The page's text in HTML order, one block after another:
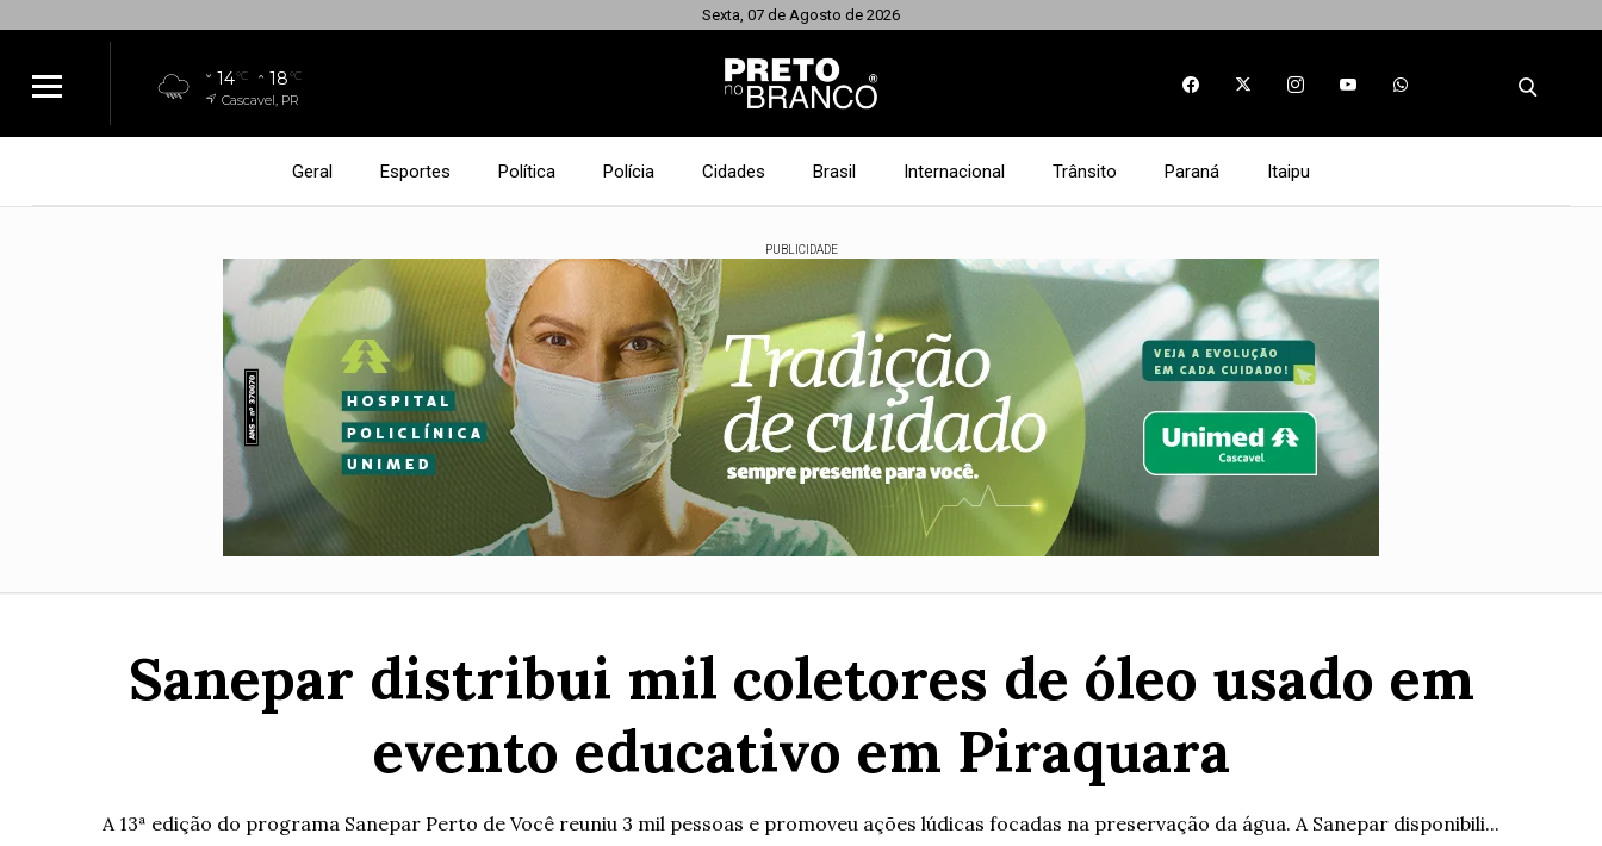
Sexta, 07 de Agosto de 2026
14°C 18°C
Cascavel, PR
Geral Esportes Política Polícia Cidades Brasil Internacional Trânsito Paraná Itaipu
PUBLICIDADE
Sanepar distribui mil coletores de óleo usado em
evento educativo em Piraquara
A 13ª edição do programa Sanepar Perto de Você reuniu 3 mil pessoas e promoveu ações lúdicas focadas na preservação da água. A Sanepar disponibili...